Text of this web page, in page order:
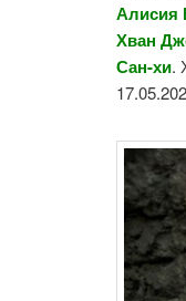
Алисия
Хван
Сан-хи.